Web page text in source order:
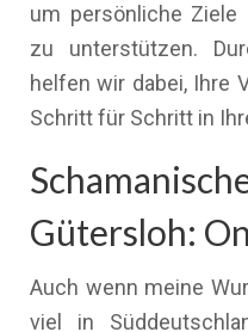
um persönliche Ziele
zu unterstützen.
helfen wir dabei, Ihre
Schritt für Schritt in
Gütersloh:
Auch wenn meine
viel in